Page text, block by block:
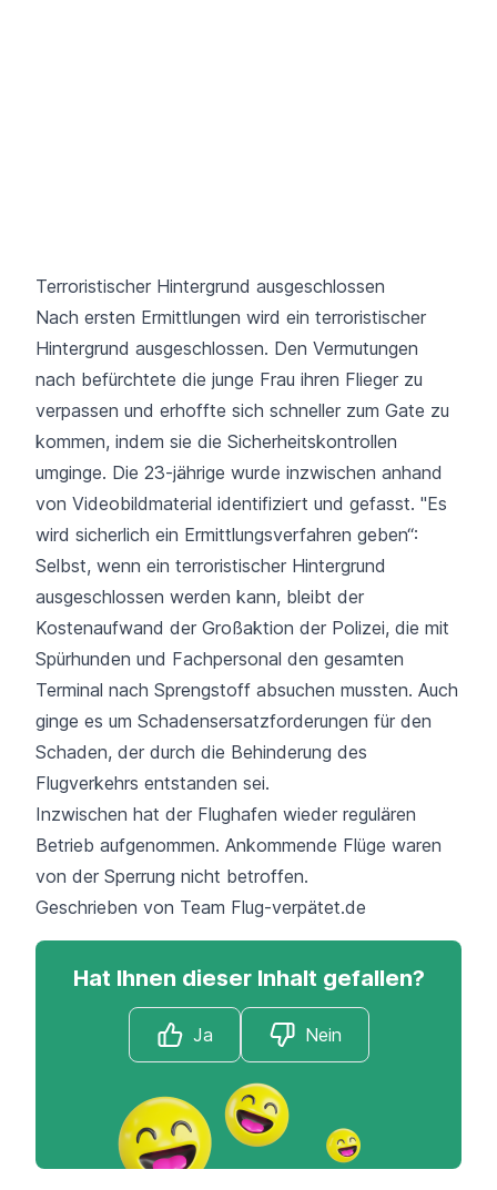
Terroristischer Hintergrund ausgeschlossen
Nach ersten Ermittlungen wird ein terroristischer
Hintergrund ausgeschlossen. Den Vermutungen
nach befürchtete die junge Frau ihren Flieger zu
verpassen und erhoffte sich schneller zum Gate zu
kommen, indem sie die Sicherheitskontrollen
umginge. Die 23-jährige wurde inzwischen anhand
von Videobildmaterial identifiziert und gefasst. "Es
wird sicherlich ein Ermittlungsverfahren geben“:
Selbst, wenn ein terroristischer Hintergrund
ausgeschlossen werden kann, bleibt der
Kostenaufwand der Großaktion der Polizei, die mit
Spürhunden und Fachpersonal den gesamten
Terminal nach Sprengstoff absuchen mussten. Auch
ginge es um Schadensersatzforderungen für den
Schaden, der durch die Behinderung des
Flugverkehrs entstanden sei.
Inzwischen hat der Flughafen wieder regulären
Betrieb aufgenommen. Ankommende Flüge waren
von der Sperrung nicht betroffen.
Geschrieben von Team Flug-verpätet.de
Hat Ihnen dieser Inhalt gefallen?
Ja Nein